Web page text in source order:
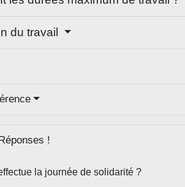
du travail
!
la journée de solidarité ?